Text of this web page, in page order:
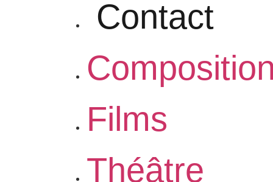
Contact
Films
Théâtre